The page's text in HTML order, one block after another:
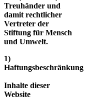
Treuhänder und
damit rechtlicher
Vertreter der
Stiftung für Mensch
und Umwelt.
1)
Haftungsbeschränkung
Inhalte dieser
Website